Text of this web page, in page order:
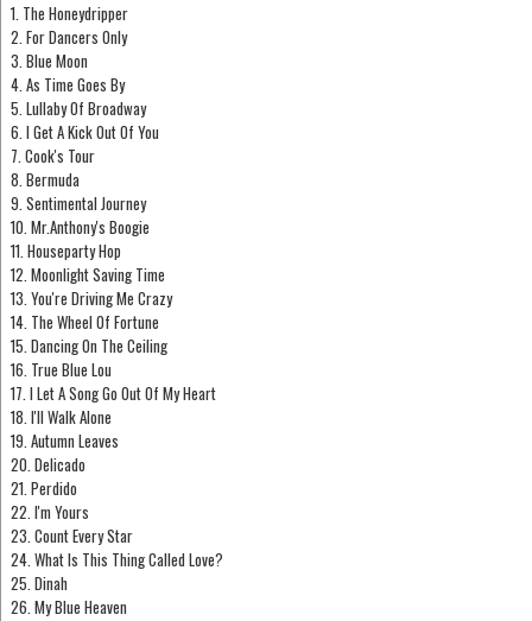
1. The Honeydripper
2. For Dancers Only
3. Blue Moon
4. As Time Goes By
5. Lullaby Of Broadway
6. I Get A Kick Out Of You
7. Cook's Tour
8. Bermuda
9. Sentimental Journey
10. Mr.Anthony's Boogie
11. Houseparty Hop
12. Moonlight Saving Time
13. You're Driving Me Crazy
14. The Wheel Of Fortune
15. Dancing On The Ceiling
16. True Blue Lou
17. I Let A Song Go Out Of My Heart
18. I'll Walk Alone
19. Autumn Leaves
20. Delicado
21. Perdido
22. I'm Yours
23. Count Every Star
24. What Is This Thing Called Love?
25. Dinah
26. My Blue Heaven